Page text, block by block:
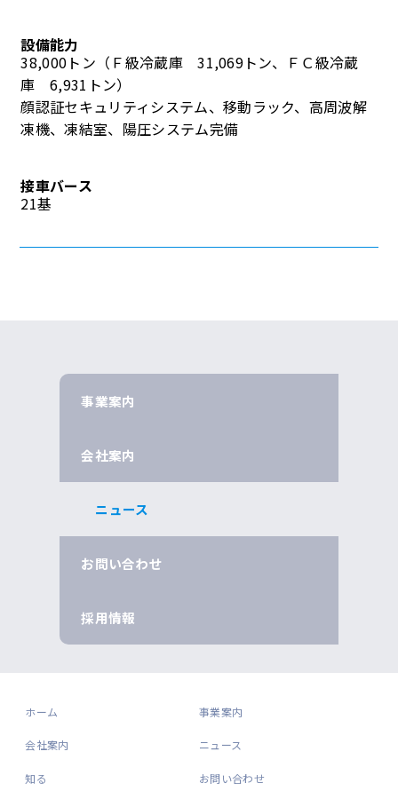
設備能力
38,000トン（Ｆ級冷蔵庫 31,069トン、ＦＣ級冷蔵
庫 6,931トン）
顔認証セキュリティシステム、移動ラック、高周波解
凍機、凍結室、陽圧システム完備
接車バース
21基
事業案内
会社案内
ニュース
お問い合わせ
採用情報
ホーム 事業案内
会社案内 ニュース
知る お問い合わせ